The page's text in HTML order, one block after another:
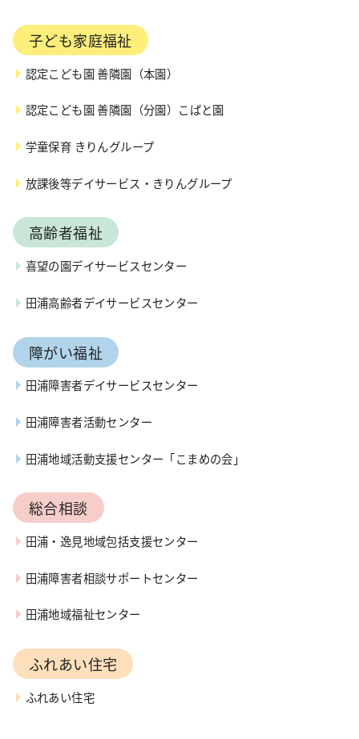
子ども家庭福祉
認定こども園 善隣園（本園）
認定こども園 善隣園（分園）こばと園
学童保育 きりんグループ
放課後等デイサービス・きりんグループ
高齢者福祉
喜望の園デイサービスセンター
田浦高齢者デイサービスセンター
障がい福祉
田浦障害者デイサービスセンター
田浦障害者活動センター
田浦地域活動支援センター「こまめの会」
総合相談
田浦・逸見地域包括支援センター
田浦障害者相談サポートセンター
田浦地域福祉センター
ふれあい住宅
ふれあい住宅